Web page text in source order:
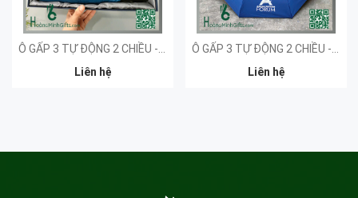
Ô GẤP 3 TỰ ĐỘNG 2 CHIỀU - KHÁCH HÀNG LOOP
Liên hệ
Ô GẤP 3 TỰ ĐỘNG 2 CHIỀU - KHÁCH HÀNG AFF
Liên hệ